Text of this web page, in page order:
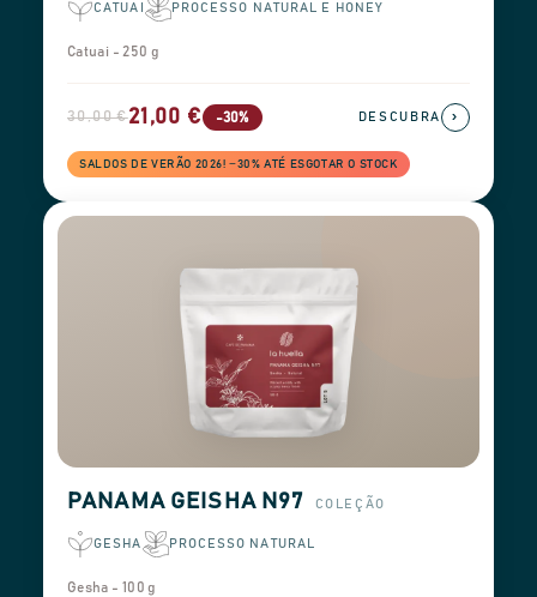
CATUAI PROCESSO NATURAL E HONEY
Catuai - 250 g
30,00 €21,00 € -30%
SALDOS DE VERÃO 2026! −30% ATÉ ESGOTAR O STOCK
DESCUBRA ›
PANAMA GEISHA N97 COLEÇÃO
GESHA PROCESSO NATURAL
Gesha - 100 g